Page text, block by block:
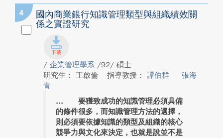
4
國內商業銀行知識管理類型與組織績效關
係之實證研究
/ 企業管理學系 /92/ 碩士
研究生： 王啟倫
指導教授： 譚伯群
張海
青
要獲致成功的知識管理必須具備
的條件很多，而知識管理方法的選擇，
則必須要依據知識的類型及組織的核心
競爭力與文化來決定，也就是說並不是